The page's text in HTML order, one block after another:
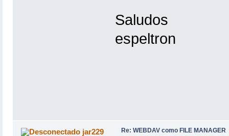
Saludos
espeltron
jar229 Re: WEBDAV como FILE MANAGER